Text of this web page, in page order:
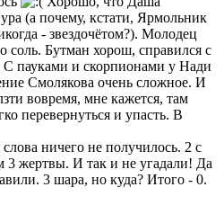
(а почему, кстати, Ярмольник
- звездочётом?). Молодец
соль. Бутман хорош, справился с
пауками и скорпионами у Нади
Смолякова очень сложное. И
вовремя, мне кажется, там
перевернуться и упасть. В
ничего не получилось. 2 с
3 жертвы. И так и не угадали! Да
3 шара, но куда? Итого - 0.